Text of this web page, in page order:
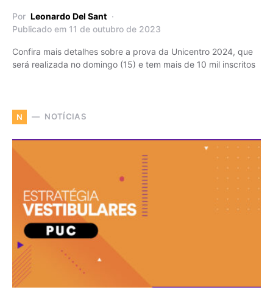
Por Leonardo Del Sant
Publicado em 11 de outubro de 2023
Confira mais detalhes sobre a prova da Unicentro 2024, que
será realizada no domingo (15) e tem mais de 10 mil inscritos
N NOTÍCIAS